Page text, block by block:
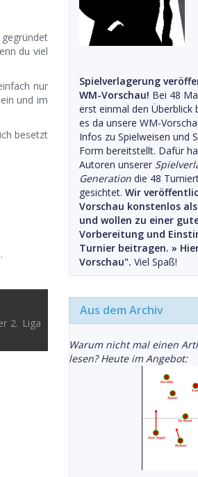
du viel
nur
und im
besetzt
2. Liga
Spielverlagerung
WM-Vorschau! Bei 48
erst einmal den Überblick
es da unsere WM-
Infos zu Spielweisen und
Form bereitstellt. Dafür
Autoren unserer
Generation die 48
gesichtet. Wir
Vorschau konstenlos
und wollen zu einer
Vorbereitung und
Turnier beitragen. »
Vorschau". Viel Spaß!
Aus dem Archiv
Warum nicht mal einen
lesen? Heute im Angebot: